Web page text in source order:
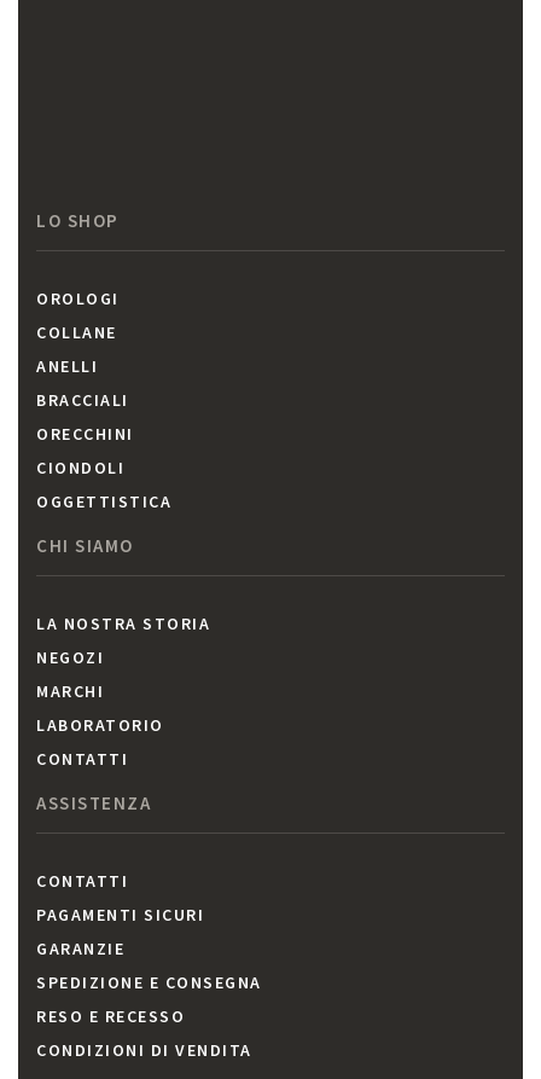
LO SHOP
OROLOGI
COLLANE
ANELLI
BRACCIALI
ORECCHINI
CIONDOLI
OGGETTISTICA
CHI SIAMO
LA NOSTRA STORIA
NEGOZI
MARCHI
LABORATORIO
CONTATTI
ASSISTENZA
CONTATTI
PAGAMENTI SICURI
GARANZIE
SPEDIZIONE E CONSEGNA
RESO E RECESSO
CONDIZIONI DI VENDITA